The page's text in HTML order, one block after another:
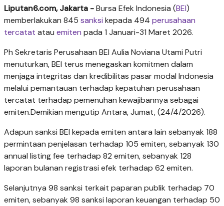
Liputan6.com, Jakarta -Bursa Efek Indonesia (BEI)
memberlakukan 845 sanksi kepada 494 perusahaan
tercatat atau emiten pada 1 Januari-31 Maret 2026.
Ph Sekretaris Perusahaan BEI Aulia Noviana Utami Putri
menuturkan, BEI terus menegaskan komitmen dalam
menjaga integritas dan kredibilitas pasar modal Indonesia
melalui pemantauan terhadap kepatuhan perusahaan
tercatat terhadap pemenuhan kewajibannya sebagai
emiten.Demikian mengutip Antara, Jumat, (24/4/2026).
Adapun sanksi BEI kepada emiten antara lain sebanyak 188
permintaan penjelasan terhadap 105 emiten, sebanyak 130
annual listing fee terhadap 82 emiten, sebanyak 128
laporan bulanan registrasi efek terhadap 62 emiten.
Selanjutnya 98 sanksi terkait paparan publik terhadap 70
emiten, sebanyak 98 sanksi laporan keuangan terhadap 50